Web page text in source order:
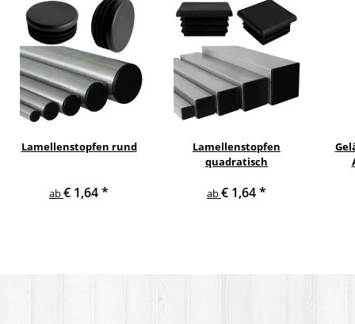
Lamellenstopfen rund
ab€ 1,64*
Lamellenstopfen
quadratisch
ab€ 1,64*